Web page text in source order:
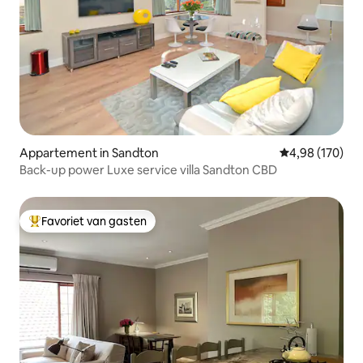
Appartement in Sandton Gemiddelde
4,98 (170)
Back-up power Luxe service villa Sandton CBD
Topfavoriet van gasten
Favoriet van gasten